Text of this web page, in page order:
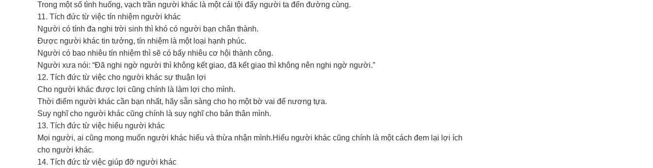
Trong một số tình huống, vạch trần người khác là một cái tội đẩy người ta đến đường cùng.
11. Tích đức từ việc tín nhiệm người khác
Người có tính đa nghi trời sinh thì khó có người bạn chân thành.
Được người khác tin tưởng, tín nhiệm là một loại hạnh phúc.
Người có bao nhiêu tín nhiệm thì sẽ có bấy nhiêu cơ hội thành công.
Người xưa nói: “Đã nghi ngờ người thì không kết giao, đã kết giao thì không nên nghi ngờ người.”
12. Tích đức từ việc cho người khác sự thuận lợi
Cho người khác được lợi cũng chính là làm lợi cho mình.
Thời điểm người khác cần bạn nhất, hãy sẵn sàng cho họ một bờ vai để nương tựa.
Suy nghĩ cho người khác cũng chính là suy nghĩ cho bản thân mình.
13. Tích đức từ việc hiểu người khác
Mọi người, ai cũng mong muốn người khác hiểu và thừa nhận mình.Hiểu người khác cũng chính là một cách đem lại lợi ích
cho người khác.
14. Tích đức từ việc giúp đỡ người khác